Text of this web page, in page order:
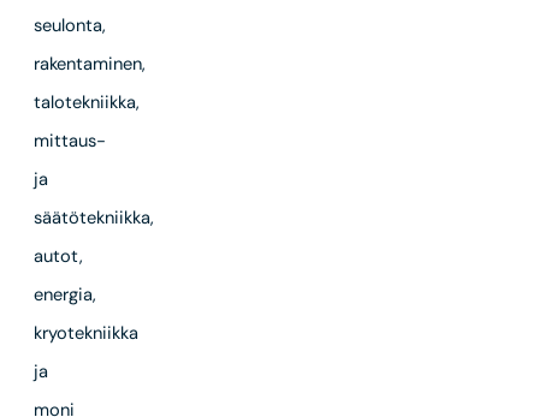
seulonta,
rakentaminen,
talotekniikka,
mittaus-
ja
säätötekniikka,
autot,
energia,
kryotekniikka
ja
moni